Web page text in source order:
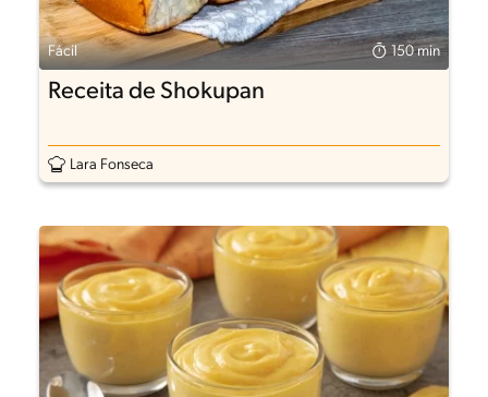
Fácil 150 min
Receita de Shokupan
Lara Fonseca